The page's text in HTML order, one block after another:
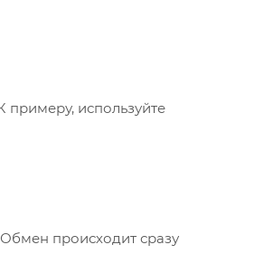
примеру, используйте
происходит сразу